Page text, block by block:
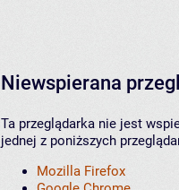
Niewspierana
Ta przeglądarka nie jest
jednej z poniższych
Mozilla Firefox